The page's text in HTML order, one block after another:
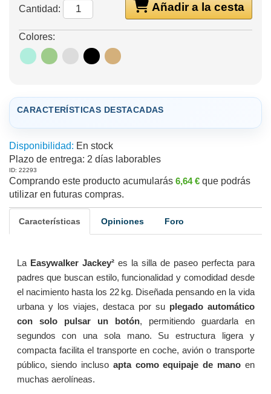
Añadir a la cesta
Cantidad:
Colores:
CARACTERÍSTICAS DESTACADAS
Disponibilidad: En stock
Plazo de entrega: 2 días laborables
ID: 22293
Comprando este producto acumularás 6,64 € que podrás
utilizar en futuras compras.
Características Opiniones Foro
La Easywalker Jackey²es la silla de paseo perfecta para
padres que buscan estilo, funcionalidad y comodidad desde
el nacimiento hasta los 22 kg. Diseñada pensando en la vida
urbana y los viajes, destaca por su plegado automático
con solo pulsar un botón, permitiendo guardarla en
segundos con una sola mano. Su estructura ligera y
compacta facilita el transporte en coche, avión o transporte
público, siendo incluso apta como equipaje de manoen
muchas aerolíneas.